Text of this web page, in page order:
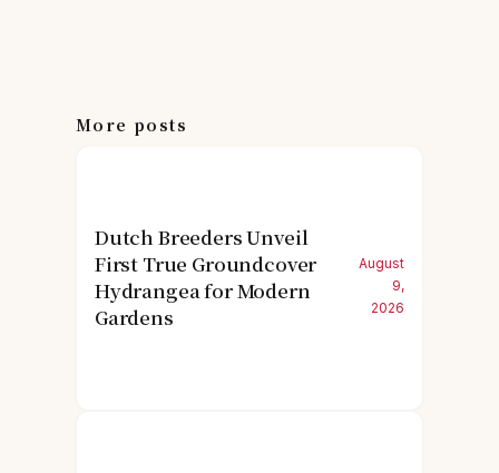
More posts
Dutch Breeders Unveil
First True Groundcover
Hydrangea for Modern
Gardens
August
9,
2026